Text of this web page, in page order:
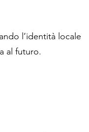
l’identità locale
al futuro.